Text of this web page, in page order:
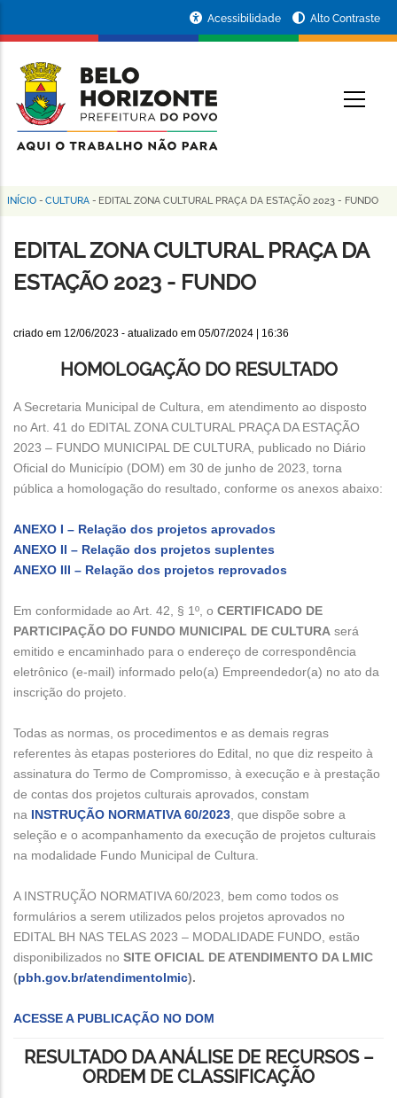
conteúdo
principal
da
Prefeitura
de
Horizonte
Acessibilidade Alto Contraste
Trilha
de
navegação
INÍCIO - CULTURA - EDITAL ZONA CULTURAL PRAÇA DA ESTAÇÃO 2023 - FUNDO
EDITAL ZONA CULTURAL PRAÇA DA
ESTAÇÃO 2023 - FUNDO
criado em 12/06/2023 - atualizado em 05/07/2024 | 16:36
HOMOLOGAÇÃO DO RESULTADO
A Secretaria Municipal de Cultura, em atendimento ao disposto
no Art. 41 do EDITAL ZONA CULTURAL PRAÇA DA ESTAÇÃO
2023 – FUNDO MUNICIPAL DE CULTURA, publicado no Diário
Oficial do Município (DOM) em 30 de junho de 2023, torna
pública a homologação do resultado, conforme os anexos abaixo:
ANEXO I – Relação dos projetos aprovados
ANEXO II – Relação dos projetos suplentes
ANEXO III – Relação dos projetos reprovados
Em conformidade ao Art. 42, § 1º, o CERTIFICADO DE
PARTICIPAÇÃO DO FUNDO MUNICIPAL DE CULTURA será
emitido e encaminhado para o endereço de correspondência
eletrônico (e‐mail) informado pelo(a) Empreendedor(a) no ato da
inscrição do projeto.
Todas as normas, os procedimentos e as demais regras
referentes às etapas posteriores do Edital, no que diz respeito à
assinatura do Termo de Compromisso, à execução e à prestação
de contas dos projetos culturais aprovados, constam
na INSTRUÇÃO NORMATIVA 60/2023 , que dispõe sobre a
seleção e o acompanhamento da execução de projetos culturais
na modalidade Fundo Municipal de Cultura.
A INSTRUÇÃO NORMATIVA 60/2023, bem como todos os
formulários a serem utilizados pelos projetos aprovados no
EDITAL BH NAS TELAS 2023 – MODALIDADE FUNDO, estão
disponibilizados no SITE OFICIAL DE ATENDIMENTO DA LMIC
(pbh.gov.br/atendimentolmic).
ACESSE A PUBLICAÇÃO NO DOM
RESULTADO DA ANÁLISE DE RECURSOS –
ORDEM DE CLASSIFICAÇÃO